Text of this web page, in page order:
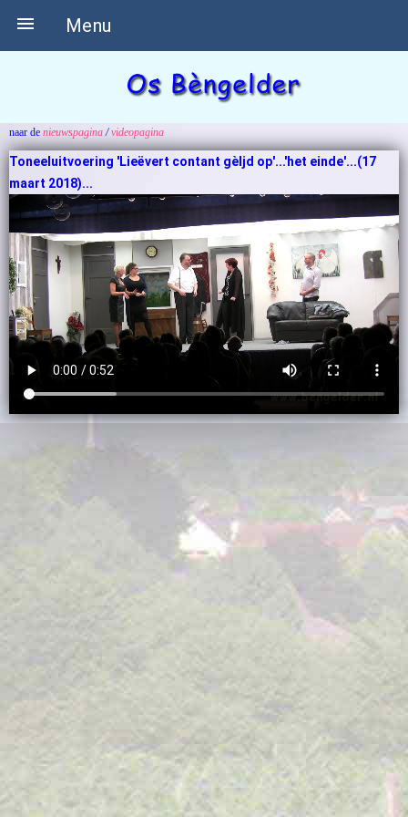
Menu

naar de nieuwspagina/videopagina
Toneeluitvoering 'Lieëvert contant gèljd op'...'het einde'...(17
maart 2018)...